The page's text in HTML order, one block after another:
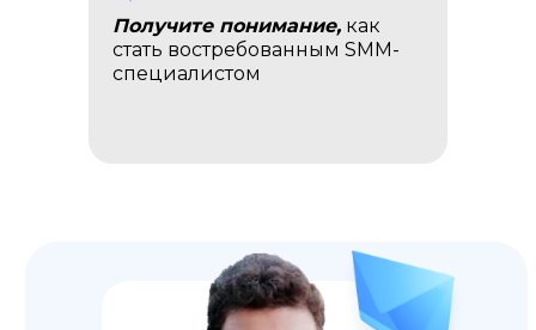
Получите понимание, как
стать востребованным SMM-
специалистом